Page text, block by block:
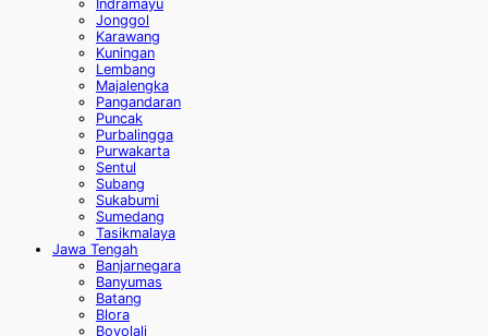
Indramayu
Jonggol
Karawang
Kuningan
Lembang
Majalengka
Pangandaran
Puncak
Purbalingga
Purwakarta
Sentul
Subang
Sukabumi
Sumedang
Tasikmalaya
Jawa Tengah
Banjarnegara
Banyumas
Batang
Blora
Boyolali